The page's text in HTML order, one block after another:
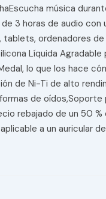
música
3 horas de audio con
ordenadores
Líquida Agradable
lo que los hace
de Ni-Ti de alto
de oídos,Soporte
rebajado de un 50
a un auricular